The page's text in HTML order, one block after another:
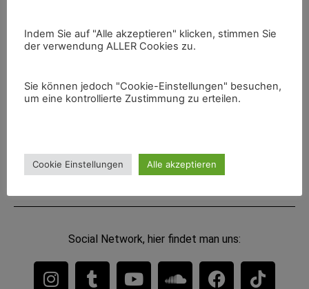
verfügbar.
– I.V.A. = International Ventriloquists‘ Association
– I.M.S = International Magicians Society
– Dr Med Stefan Schüling
– Figurentheater-Kolleg
Social Network, hier findet man uns:
Indem Sie auf "Alle akzeptieren" klicken, stimmen Sie
der verwendung ALLER Cookies zu.
Sie können jedoch "Cookie-Einstellungen" besuchen,
um eine kontrollierte Zustimmung zu erteilen.
Cookie Einstellungen Alle akzeptieren